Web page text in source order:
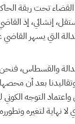
تحت ربقة
إنشائي، إذ
التي يسهر
والقسطاس، فنحن
وتقاليدنا بعد أن
واعتماد التوجه
نهاية لتغيره